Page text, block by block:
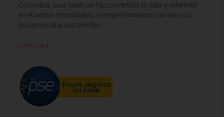
Colombia, Issa Saieh se ha convertido en líder y referente
en el sector Inmobiliario, siempre brindando un servicio
excepcional a sus clientes
Lee mas